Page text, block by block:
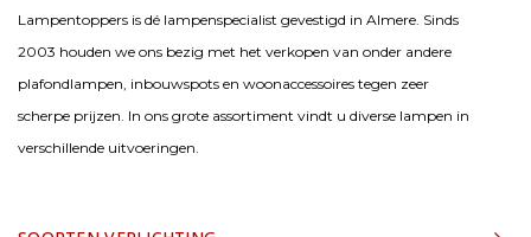
Lampentoppers is dé lampenspecialist gevestigd in Almere. Sinds
2003 houden we ons bezig met het verkopen van onder andere
plafondlampen, inbouwspots en woonaccessoires tegen zeer
scherpe prijzen. In ons grote assortiment vindt u diverse lampen in
verschillende uitvoeringen.